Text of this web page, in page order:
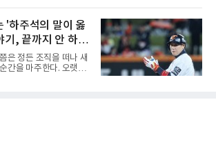
형은 수백, 수천 번의
주삼다수 마스터스 1라
만 6개를 잡아내며 6언
지는 서어진, 신다인과
경기가 열린 테디밸리
적 폭염을 피해가지 못
은 35도에 달했다. 섬
체감온도는 더 높게 느
'하주석의 말이 옳
기, 끝까지 안 하는
은 정든 조직을 떠나 새
간을 마주한다. 오랫동